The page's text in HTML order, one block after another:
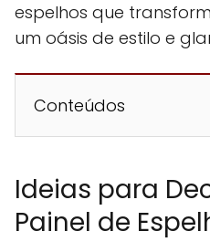
espelhos que
um oásis de estilo e
Conteúdos
Ideias para
Painel de